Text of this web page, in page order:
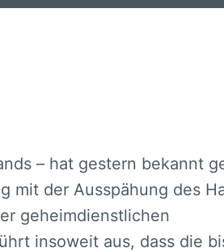
– hat gestern bekannt
mit der Ausspähung des
geheimdienstlichen
insoweit aus, dass die